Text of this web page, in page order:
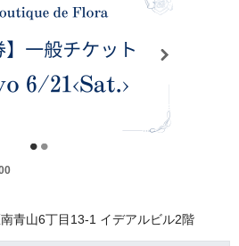
青山6丁目13-1 イデアルビル2階